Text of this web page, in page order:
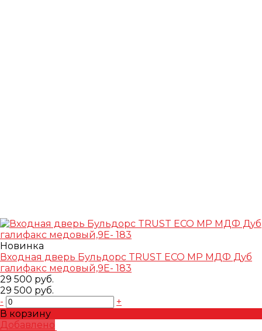
Новинка
Входная дверь Бульдорс TRUST ECO MP МДФ Дуб
галифакс медовый,9Е- 183
29 500 руб.
29 500 руб.
-
+
В корзину
Добавлено